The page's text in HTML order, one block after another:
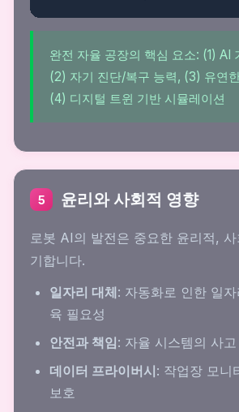
완전 자율 공장의 핵심 요소: (1) AI
(2) 자기 진단/복구 능력, (3) 유연
(4) 디지털 트윈 기반 시뮬레이션
5 윤리와 사회적 영향
로봇 AI의 발전은 중요한 윤리적,
기합니다.
일자리 대체: 자동화로 인한 일
육 필요성
안전과 책임: 자율 시스템의 사
데이터 프라이버시: 작업장 모니
보호